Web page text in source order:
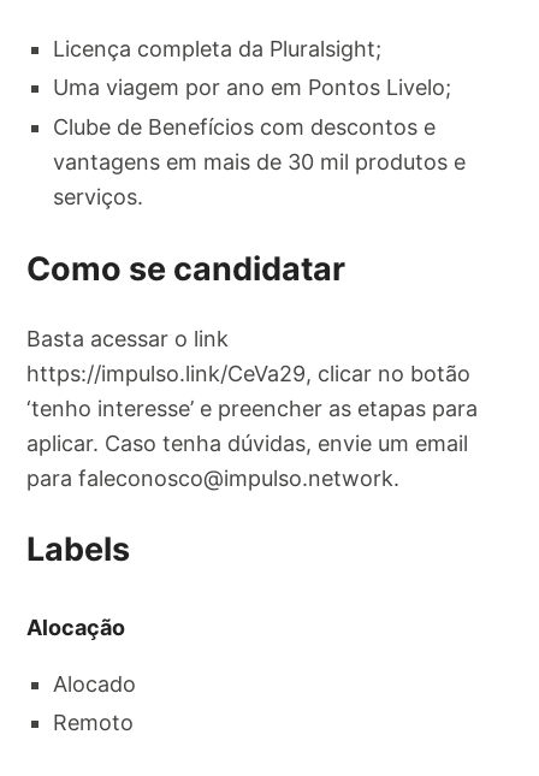
Licença completa da Pluralsight;
Uma viagem por ano em Pontos Livelo;
Clube de Benefícios com descontos e
vantagens em mais de 30 mil produtos e
serviços.
Como se candidatar
Basta acessar o link
https://impulso.link/CeVa29, clicar no botão
‘tenho interesse’ e preencher as etapas para
aplicar. Caso tenha dúvidas, envie um email
parafaleconosco@impulso.network.
Labels
Alocação
Alocado
Remoto